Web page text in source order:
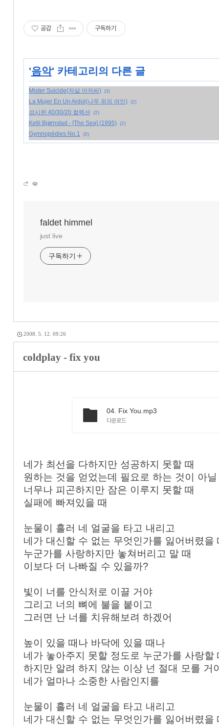
공감 구독하기
'음악' 카테고리의 다른 글
Mister Suicide(자살 아저씨) (3)
La Mujer En Un Ardol(나무 위의 여인) (2)
성시완 40/30/20 컬렉션 (2)
Ketil Bjørnstad - [The Sea] (1995) (2)
Gymnopédies No.1 (0)
faldet himmel
just live
구독하기
2008. 5. 12. 09:26
coldplay - fix you
04. Fix You.mp3
다운로드
네가 최선을 다하지만 성공하지 못할 때
원하는 것을 얻었는데 필요로 하는 것이 아닐
너무나 피곤하지만 잠은 이루지 못할 때
실패에 빠져있을 때
눈물이 흘러 네 얼굴을 타고 내리고
네가 대신할 수 없는 무엇인가를 잃어버렸을
누군가를 사랑하지만 놓쳐버리고 말 때
이보다 더 나빠질 수 있을까?
빛이 너를 안식처로 이끌 거야
그리고 너의 뼈에 불을 붙이고
그러면 난 너를 치유해보려 하겠어
높이 있을 때나 바닥에 있을 때나
네가 놓아주지 못할 정도로 누군가를 사랑할
하지만 알려 하지 않는 이상 넌 절대 모를 거
네가 얼마나 소중한 사람인지를
눈물이 흘러 네 얼굴을 타고 내리고
네가 대신할 수 없는 무엇인가를 잃어버렸을